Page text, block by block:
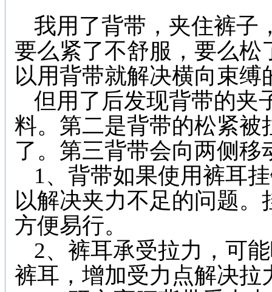
我用了背带，夹住裤子
要么紧了不舒服，要么
以用背带就解决横向束缚
但用了后发现背带的夹
料。第二是背带的松紧
了。第三背带会向两侧移
1、背带如果使用裤耳
以解决夹力不足的问题
方便易行。
2、裤耳承受拉力，可
裤耳，增加受力点解决拉